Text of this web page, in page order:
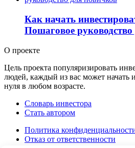
Как начать
Пошаговое
О проекте
Цель проекта популяризировать
людей, каждый из вас может начать
нуля в любом возрасте.
Словарь инвестора
Стать автором
Политика
Отказ от ответственности